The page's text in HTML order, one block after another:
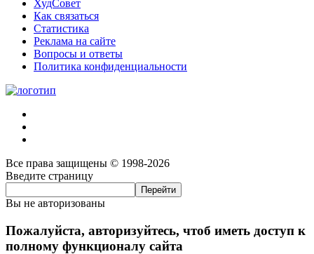
ХудСовет
Как связаться
Статистика
Реклама на сайте
Вопросы и ответы
Политика конфиденциальности
Все права защищены © 1998-2026
Введите страницу
Вы не авторизованы
Пожалуйста, авторизуйтесь, чтоб иметь доступ к
полному функционалу сайта